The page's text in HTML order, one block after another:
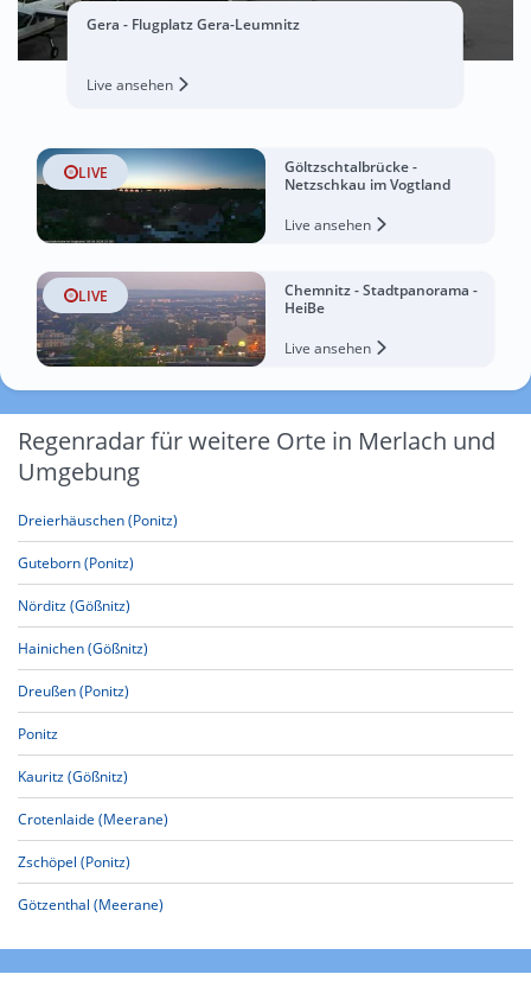
Gera - Flugplatz Gera-Leumnitz
Live ansehen
LIVE
Göltzschtalbrücke -
Netzschkau im Vogtland
Live ansehen
LIVE
Chemnitz - Stadtpanorama -
HeiBe
Live ansehen
Regenradar für weitere Orte in Merlach und
Umgebung
Dreierhäuschen (Ponitz)
Guteborn (Ponitz)
Nörditz (Gößnitz)
Hainichen (Gößnitz)
Dreußen (Ponitz)
Ponitz
Kauritz (Gößnitz)
Crotenlaide (Meerane)
Zschöpel (Ponitz)
Götzenthal (Meerane)